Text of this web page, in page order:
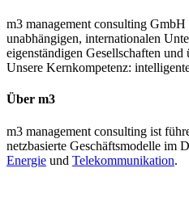
m3 management consulting GmbH
unabhängigen, internationalen
eigenständigen Gesellschaften
Unsere Kernkompetenz:
Über m3
m3 management consulting ist
netzbasierte Geschäftsmodelle im
Energie und Telekommunikation.